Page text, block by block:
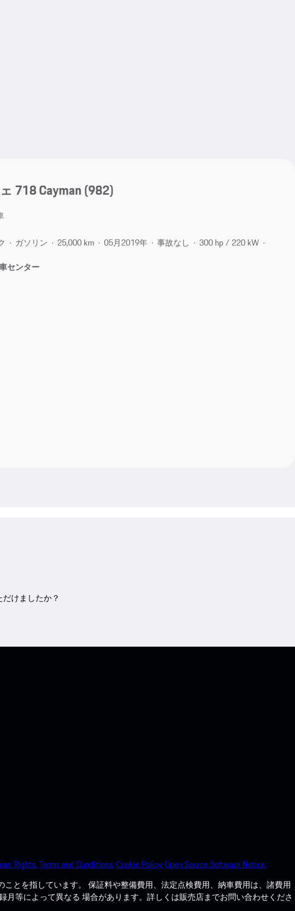
718 Cayman(982)
ガソリン 25,000 km 05月​2019年 事故なし
300 hp / 220 kW
センター
けましたか？
Rights.Terms and Conditions.Cookie Policy.Open Source Software Notice.
とを指しています。 保証料や整備費用、法定点検費用、納車費用は、諸費用
等によって異なる 場合があります。詳しくは販売店までお問い合わせくださ